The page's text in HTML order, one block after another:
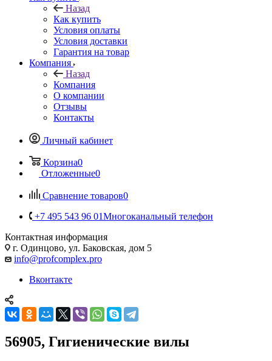
Назад
Как купить
Условия оплаты
Условия доставки
Гарантия на товар
Компания
Назад
Компания
О компании
Отзывы
Контакты
Личный кабинет
Корзина0
Отложенные0
Сравнение товаров0
+7 495 543 96 01Многоканальный телефон
Контактная информация
г. Одинцово, ул. Баковская, дом 5
info@profcomplex.pro
Вконтакте
56905, Гигиенические вилы